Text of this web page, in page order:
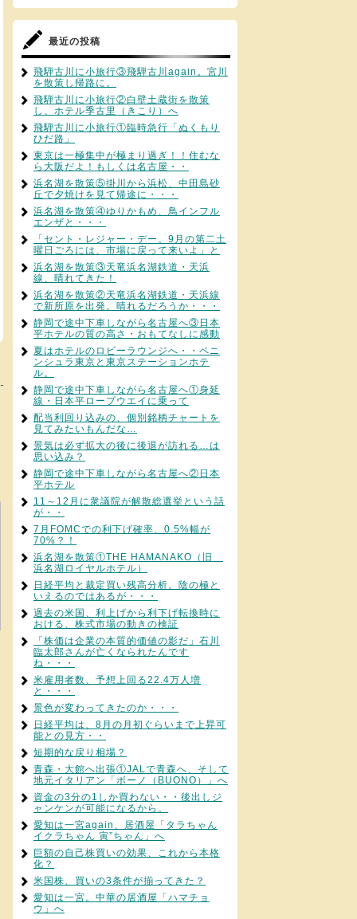
最近の投稿
飛騨古川に小旅行③飛騨古川again。宮川
を散策し帰路に。
飛騨古川に小旅行②白壁土蔵街を散策
し、ホテル季古里（きこり）へ
飛騨古川に小旅行①臨時急行「ぬくもり
ひだ路」
東京は一極集中が極まり過ぎ！！住むな
ら大阪だよ！もしくは名古屋・・
浜名湖を散策⑤掛川から浜松、中田島砂
丘で夕焼けを見て帰途に・・・
浜名湖を散策④ゆりかもめ、鳥インフル
エンザと・・・
「セント・レジャー・デー。9月の第二土
曜日ごろには、市場に戻って来いよ」と
浜名湖を散策③天竜浜名湖鉄道・天浜
線、晴れてきた！
浜名湖を散策②天竜浜名湖鉄道・天浜線
で新所原を出発。晴れるだろうか・・・
静岡で途中下車しながら名古屋へ③日本
平ホテルの質の高さ・おもてなしに感動
夏はホテルのロビーラウンジへ・・ペニ
ンシュラ東京と東京ステーションホテ
ル。
静岡で途中下車しながら名古屋へ①身延
線・日本平ロープウエイに乗って
配当利回り込みの、個別銘柄チャートを
見てみたいもんだな…
景気は必ず拡大の後に後退が訪れる…は
思い込み？
静岡で途中下車しながら名古屋へ②日本
平ホテル
11～12月に衆議院が解散総選挙という話
が・・
7月FOMCでの利下げ確率、0.5%幅が
70%？！
浜名湖を散策①THE HAMANAKO（旧
浜名湖ロイヤルホテル）
日経平均と裁定買い残高分析。陰の極と
いえるのではあるが・・・
過去の米国、利上げから利下げ転換時に
おける、株式市場の動きの検証
「株価は企業の本質的価値の影だ」石川
臨太郎さんが亡くなられたんです
ね・・・
米雇用者数、予想上回る22.4万人増
と・・・
景色が変わってきたのか・・・
日経平均は、8月の月初ぐらいまで上昇可
能との見方・・
短期的な戻り相場？
青森・大館へ出張①JALで青森へ、そして
地元イタリアン「ボーノ（BUONO）」へ
資金の3分の1しか買わない・・後出しジ
ャンケンが可能になるから。
愛知は一宮again、居酒屋「タラちゃん
イクラちゃん 寅”ちゃん」へ
巨額の自己株買いの効果、これから本格
化？
米国株、買いの3条件が揃ってきた？
愛知は一宮。中華の居酒屋「ハマチョ
ウ」へ